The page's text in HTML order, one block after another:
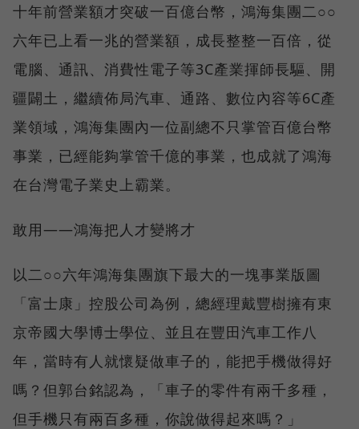
十年前營業額才突破一百億台幣，鴻海集團二○○
六年已上看一兆的營業額，成長整整一百倍，從
電腦、通訊、消費性電子等3C產業揮師長驅、開
疆闢土，繼續佈局汽車、通路、數位內容等6C產
業領域，鴻海集團內一位副總不只掌管百億台幣
事業，已經能夠掌管千億的事業，也成就了鴻海
在台灣電子業史上霸業。
敢用——鴻海把人才變將才
以二○○六年鴻海集團旗下最大的一塊事業版圖
「富士康」控股公司為例，總經理戴豐樹擁有東
京帝國大學博士學位、並且在豐田汽車工作八
年，當時有人就懷疑做車子的，能把手機做得好
嗎？但郭台銘認為，「車子的零件有兩千多種，
但手機只有兩百多種，你說做得起來嗎？」